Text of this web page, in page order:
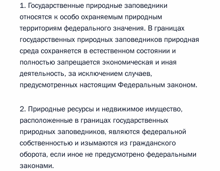
1. Государственные природные заповедники
относятся к особо охраняемым природным
территориям федерального значения. В границах
государственных природных заповедников природная
среда сохраняется в естественном состоянии и
полностью запрещается экономическая и иная
деятельность, за исключением случаев,
предусмотренных настоящим Федеральным законом.
2. Природные ресурсы и недвижимое имущество,
расположенные в границах государственных
природных заповедников, являются федеральной
собственностью и изымаются из гражданского
оборота, если иное не предусмотрено федеральными
законами.